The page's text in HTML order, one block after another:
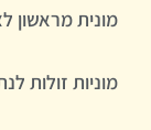
מונית מראשון
מוניות זולות